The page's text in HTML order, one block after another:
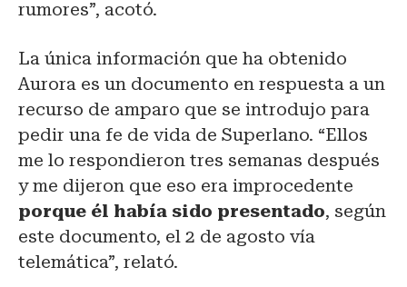
rumores”, acotó.
La única información que ha obtenido
Aurora es un documento en respuesta a un
recurso de amparo que se introdujo para
pedir una fe de vida de Superlano. “Ellos
me lo respondieron tres semanas después
y me dijeron que eso era improcedente
porque él había sido presentado, según
este documento, el 2 de agosto vía
telemática”, relató.